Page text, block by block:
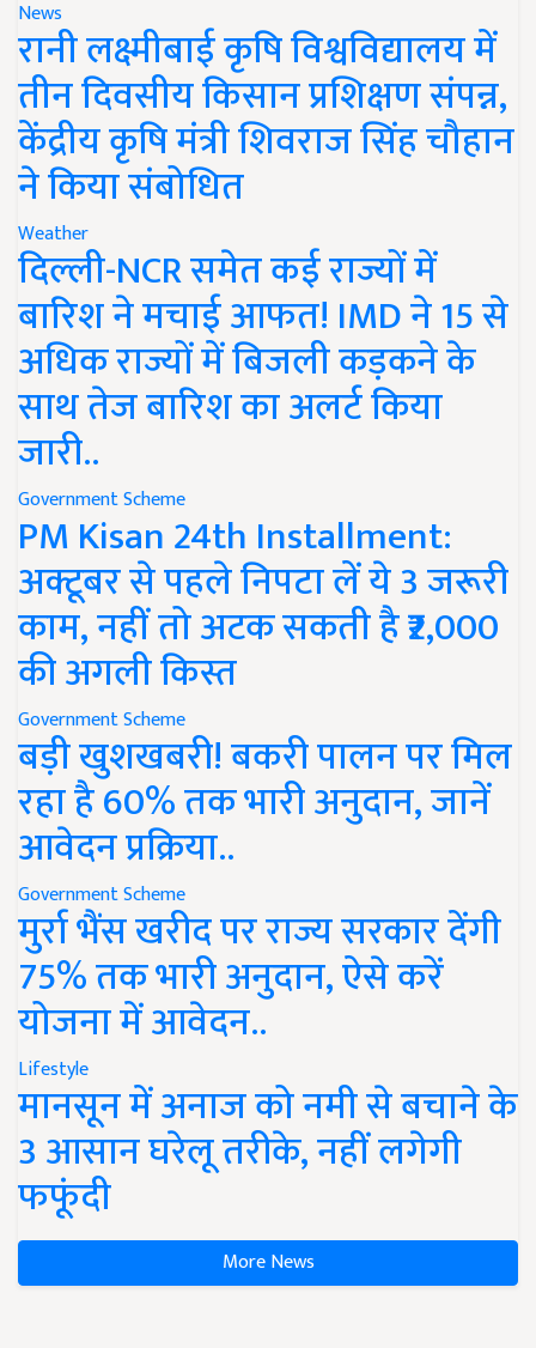
News
रानी लक्ष्मीबाई कृषि विश्वविद्यालय में
तीन दिवसीय किसान प्रशिक्षण संपन्न,
केंद्रीय कृषि मंत्री शिवराज सिंह चौहान
ने किया संबोधित
Weather
दिल्ली-NCR समेत कई राज्यों में
बारिश ने मचाई आफत! IMD ने 15 से
अधिक राज्यों में बिजली कड़कने के
साथ तेज बारिश का अलर्ट किया
जारी..
Government Scheme
PM Kisan 24th Installment:
अक्टूबर से पहले निपटा लें ये 3 जरूरी
काम, नहीं तो अटक सकती है ₹2,000
की अगली किस्त
Government Scheme
बड़ी खुशखबरी! बकरी पालन पर मिल
रहा है 60% तक भारी अनुदान, जानें
आवेदन प्रक्रिया..
Government Scheme
मुर्रा भैंस खरीद पर राज्य सरकार देंगी
75% तक भारी अनुदान, ऐसे करें
योजना में आवेदन..
Lifestyle
मानसून में अनाज को नमी से बचाने के
3 आसान घरेलू तरीके, नहीं लगेगी
फफूंदी
More News